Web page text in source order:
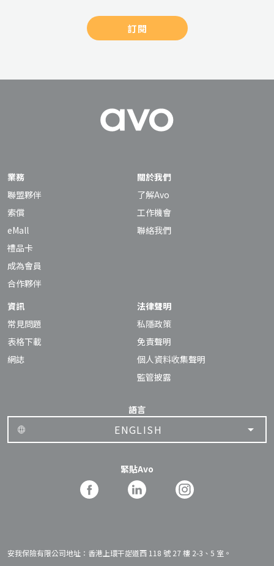
訂閱
業務
聯盟夥伴
索償
eMall
禮品卡
成為會員
合作夥伴
關於我們
了解Avo
工作機會
聯絡我們
資訊
常見問題
表格下載
網誌
法律聲明
私隱政策
免責聲明
個人資料收集聲明
監管披露
語言
ENGLISH
緊貼Avo
安我保險有限公司地址：香港上環干諾道西 118 號 27 樓 2-3、5 室。